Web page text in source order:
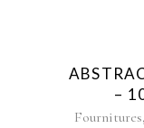
–
Fournitures,